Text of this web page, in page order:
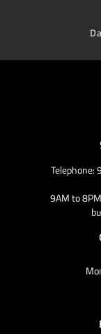
Telephone:
9AM to